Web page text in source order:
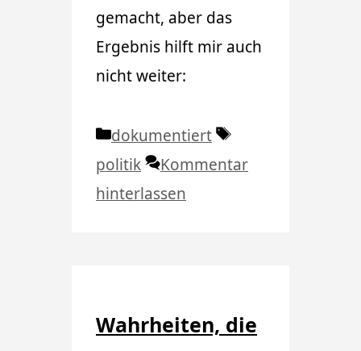
gemacht, aber das
Ergebnis hilft mir auch
nicht weiter:
Kategorien
dokumentiert
Schlagwörter
politik
Kommentar
hinterlassen
Wahrheiten, die